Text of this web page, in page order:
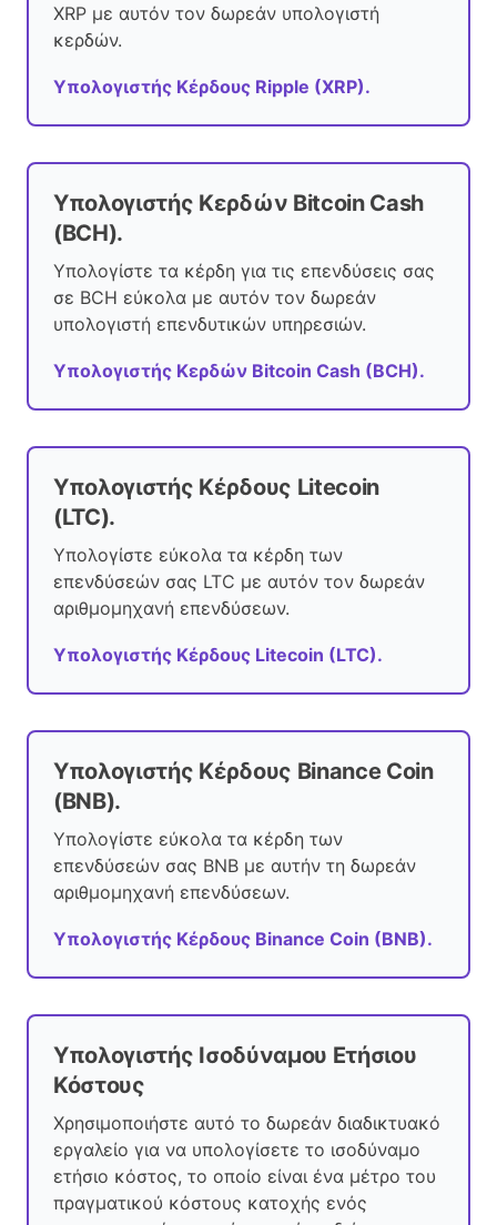
XRP με αυτόν τον δωρεάν υπολογιστή
κερδών.
Υπολογιστής Κέρδους Ripple (XRP).
Υπολογιστής Κερδών Bitcoin Cash
(BCH).
Υπολογίστε τα κέρδη για τις επενδύσεις σας
σε BCH εύκολα με αυτόν τον δωρεάν
υπολογιστή επενδυτικών υπηρεσιών.
Υπολογιστής Κερδών Bitcoin Cash (BCH).
Υπολογιστής Κέρδους Litecoin
(LTC).
Υπολογίστε εύκολα τα κέρδη των
επενδύσεών σας LTC με αυτόν τον δωρεάν
αριθμομηχανή επενδύσεων.
Υπολογιστής Κέρδους Litecoin (LTC).
Υπολογιστής Κέρδους Binance Coin
(BNB).
Υπολογίστε εύκολα τα κέρδη των
επενδύσεών σας BNB με αυτήν τη δωρεάν
αριθμομηχανή επενδύσεων.
Υπολογιστής Κέρδους Binance Coin (BNB).
Υπολογιστής Ισοδύναμου Ετήσιου
Κόστους
Χρησιμοποιήστε αυτό το δωρεάν διαδικτυακό
εργαλείο για να υπολογίσετε το ισοδύναμο
ετήσιο κόστος, το οποίο είναι ένα μέτρο του
πραγματικού κόστους κατοχής ενός